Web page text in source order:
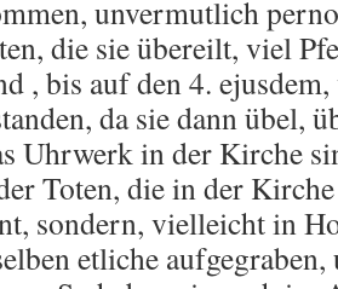
unvermutlich
die sie übereilt, viel
, bis auf den 4.
da sie dann übel,
Uhrwerk in der Kirche
Toten, die in der
sondern, vielleicht in
etliche aufgegraben,